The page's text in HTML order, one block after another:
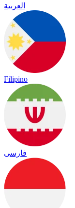
العربية
Filipino
فارسی